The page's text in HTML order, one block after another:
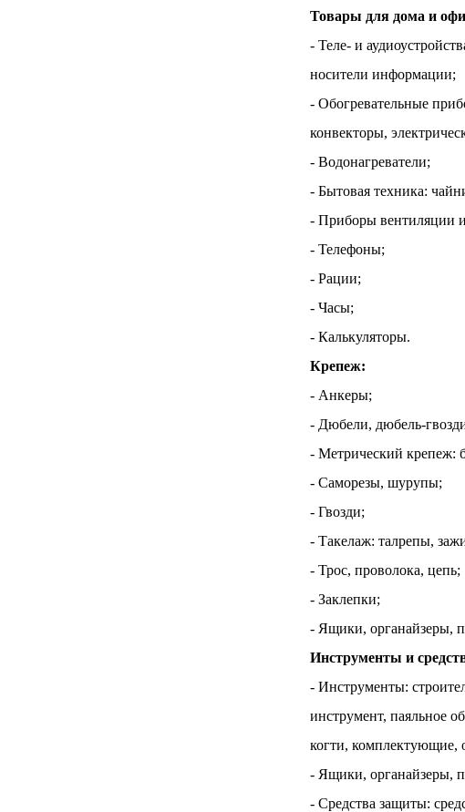
Товары для дома и
- Теле- и
носители информации;
- Обогревательные
конвекторы,
- Водонагреватели;
- Бытовая техника:
- Приборы вентиляции
- Телефоны;
- Рации;
- Часы;
- Калькуляторы.
Крепеж:
- Анкеры;
- Дюбели, дюбель-
- Метрический крепеж:
- Саморезы, шурупы;
- Гвозди;
- Такелаж: талрепы,
- Трос, проволока, цепь;
- Заклепки;
- Ящики, органайзеры,
Инструменты и
- Инструменты:
инструмент, паяльное
когти, комплектующие,
- Ящики, органайзеры,
- Средства защиты: